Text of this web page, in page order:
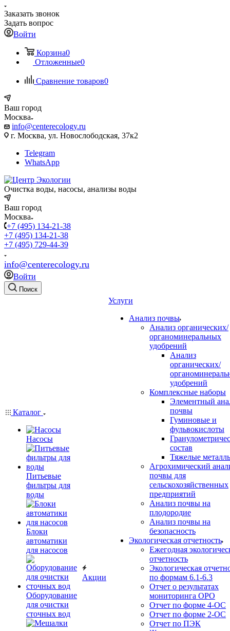
Заказать звонок
Задать вопрос
Войти
Корзина0
Отложенные0
Сравнение товаров0
Ваш город
Москва
info@centerecology.ru
г. Москва, ул. Новослободская, 37к2
Telegram
WhatsApp
Очистка воды, насосы, анализы воды
Ваш город
Москва
+7 (495) 134-21-38
+7 (495) 134-21-38
+7 (495) 729-44-39
info@centerecology.ru
Войти
Поиск
Каталог
Насосы
Питьевые
фильтры для
воды
Блоки
автоматики
для насосов
Оборудование
для очистки
сточных вод
Акции
Услуги
Анализ почвы
Анализ органических/
органоминеральных
удобрений
Анализ
органических/
удобрений
Комплексные наборы
Элементный
почвы
Гуминовые и
фульвокислоты
состав
Тяжелые
Агрохимический
почвы для
сельскохозяйственных
предприятий
Анализ почвы на
плодородие
Анализ почвы на
безопасность
Экологическая отчетность
Ежегодная
отчетность
Экологическая
по формам 6.1-6.3
Отчет о результатах
мониторинга ОРО
Отчет по форме 4-ОС
Отчет по форме 2-ОС
Отчет по ПЭК